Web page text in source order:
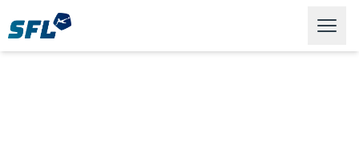
Swiss Football League